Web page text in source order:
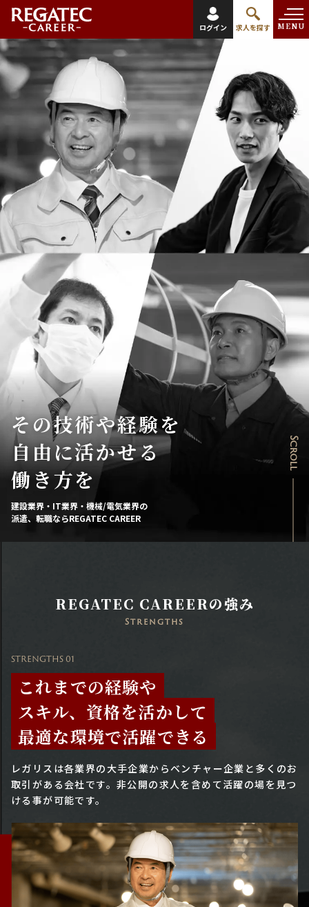
ログイン 求人を探す MENU
Scroll
その技術や経験を
自由に活かせる
働き方を
建設業界・IT業界・機械/電気業界の
派遣、転職ならREGATEC CAREER
REGATEC CAREERの強み
Strengths
STRENGTHS 01
これまでの経験や
スキル、資格を活かして
最適な環境で活躍できる
レガリスは各業界の大手企業からベンチャー企業と多くのお
取引がある会社です。 非公開の求人を含めて活躍の場を見つ
ける事が可能です。